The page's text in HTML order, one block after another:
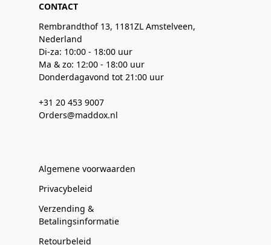
CONTACT
Rembrandthof 13, 1181ZL Amstelveen,
Nederland
Di-za: 10:00 - 18:00 uur
Ma & zo: 12:00 - 18:00 uur
Donderdagavond tot 21:00 uur
+31 20 453 9007
Orders@maddox.nl
Algemene voorwaarden
Privacybeleid
Verzending &
Betalingsinformatie
Retourbeleid